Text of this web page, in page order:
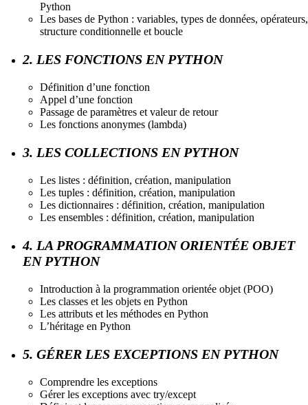
Python
Les bases de Python : variables, types de données, opérateurs,
structure conditionnelle et boucle
2. LES FONCTIONS EN PYTHON
Définition d’une fonction
Appel d’une fonction
Passage de paramètres et valeur de retour
Les fonctions anonymes (lambda)
3. LES COLLECTIONS EN PYTHON
Les listes : définition, création, manipulation
Les tuples : définition, création, manipulation
Les dictionnaires : définition, création, manipulation
Les ensembles : définition, création, manipulation
4. LA PROGRAMMATION ORIENTÉE OBJET
EN PYTHON
Introduction à la programmation orientée objet (POO)
Les classes et les objets en Python
Les attributs et les méthodes en Python
L’héritage en Python
5. GÉRER LES EXCEPTIONS EN PYTHON
Comprendre les exceptions
Gérer les exceptions avec try/except